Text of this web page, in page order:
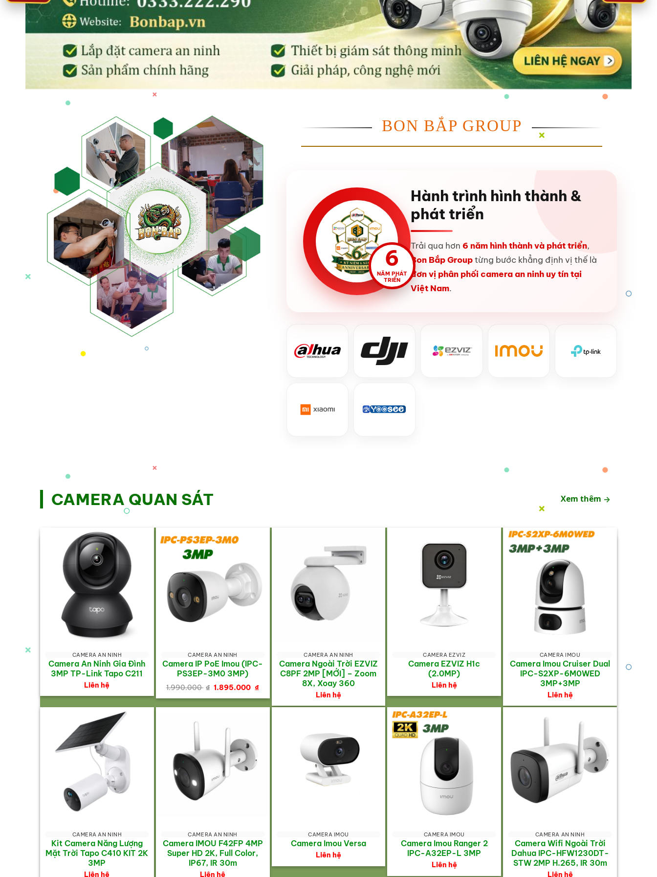
BON BẮP GROUP
6
NĂM PHÁT
TRIỂN
Hành trình hình thành &
phát triển
Trải qua hơn 6 năm hình thành và phát triển,
Bon Bắp Grouptừng bước khẳng định vị thế là
đơn vị phân phối camera an ninh uy tín tại
Việt Nam.
CAMERA QUAN SÁT Xem thêm
CAMERA AN NINH
Camera An Ninh Gia Đình
3MP TP-Link Tapo C211
Liên hệ
CAMERA AN NINH
Camera IP PoE Imou (IPC-
PS3EP-3M0 3MP)
1.990.000 ₫ Giá
gốc
là:
1.990.000 ₫.
1.895.000 ₫Giá
hiện
tại
là:
CAMERA AN NINH
Camera Ngoài Trời EZVIZ
C8PF 2MP [MỚI] – Zoom
8X, Xoay 360
Liên hệ
CAMERA EZVIZ
Camera EZVIZ H1c
(2.0MP)
Liên hệ
CAMERA IMOU
Camera Imou Cruiser Dual
IPC-S2XP-6M0WED
3MP+3MP
Liên hệ
CAMERA AN NINH
Kit Camera Năng Lượng
Mặt Trời Tapo C410 KIT 2K
3MP
Liên hệ
CAMERA AN NINH
Camera IMOU F42FP 4MP
Super HD 2K, Full Color,
IP67, IR 30m
Liên hệ
CAMERA IMOU
Camera Imou Versa
Liên hệ
CAMERA IMOU
Camera Imou Ranger 2
IPC-A32EP-L 3MP
Liên hệ
CAMERA AN NINH
Camera Wifi Ngoài Trời
Dahua IPC-HFW1230DT-
STW 2MP H.265, IR 30m
Liên hệ